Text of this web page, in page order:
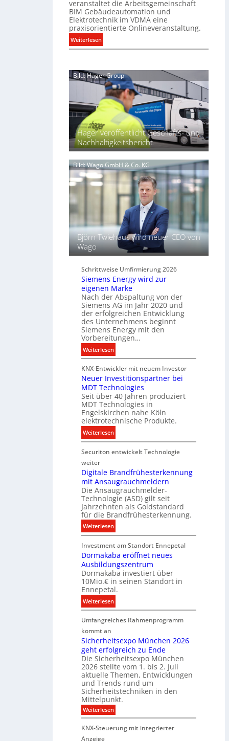
e
m
.
n
t
e
r
g
n
d
r
o
t
e
c
i
k
0
2
7
b
ü
n
d
e
l
h
t
u
d
B
e
l
e
u
c
h
t
u
n
g
s
t
e
c
h
n
i
k
veranstaltet die Arbeitsgemeinschaft
BIM Gebäudeautomation und
Elektrotechnik im VDMA eine
praxisorientierte Onlineveranstaltung.
Weiterlesen:
V
3
8
0
5
l
s
S
h
l
ü
l
f
ü
r
i
g
i
t
a
l
e
P
r
o
d
u
k
t
d
a
t
e
Bild: Hager Group
Hager veröffentlicht Geschäfts- und
Nachhaltigkeitsbericht
Bild: Wago GmbH & Co. KG
Björn Twiehaus wird neuer CEO von
Wago
Schrittweise Umfirmierung 2026
Siemens Energy wird zur
eigenen Marke
Nach der Abspaltung von der
Siemens AG im Jahr 2020 und
der erfolgreichen Entwicklung
des Unternehmens beginnt
Siemens Energy mit den
Vorbereitungen…
Weiterlesen:
S
i
e
m
e
n
s
E
n
r
y
w
i
r
d
u
r
e
i
g
e
n
e
n
M
r
k
e
KNX-Entwickler mit neuem Investor
Neuer Investitionspartner bei
MDT Technologies
Seit über 40 Jahren produziert
MDT Technologies in
Engelskirchen nahe Köln
elektrotechnische Produkte.
Weiterlesen:
N
e
e
r
I
n
v
e
s
i
t
i
o
n
s
p
a
n
e
r
b
e
i
M
D
Securiton entwickelt Technologie
weiter
Digitale Brandfrühesterkennung
mit Ansaugrauchmeldern
Die Ansaugrauchmelder-
Technologie (ASD) gilt seit
Jahrzehnten als Goldstandard
für die Brandfrühesterkennung.
Weiterlesen:
D
i
g
i
t
a
l
e
B
r
n
d
f
r
ü
h
e
s
t
e
Investment am Standort Ennepetal
Dormakaba eröffnet neues
Ausbildungszentrum
Dormakaba investiert über
10Mio.€ in seinen Standort in
Ennepetal.
Weiterlesen:
D
o
m
a
k
a
b
a
e
r
ö
f
Umfangreiches Rahmenprogramm
kommt an
Sicherheitsexpo München 2026
geht erfolgreich zu Ende
Die Sicherheitsexpo München
2026 stellte vom 1. bis 2. Juli
aktuelle Themen, Entwicklungen
und Trends rund um
Sicherheitstechniken in den
Mittelpunkt.
Weiterlesen:
S
c
KNX-Steuerung mit integrierter
Anzeige